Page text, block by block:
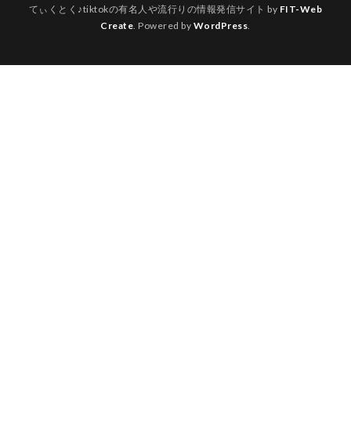
てぃくとく♪tiktokの有名人や流行りの情報発信サイト by FIT-Web
Create. Powered by WordPress.